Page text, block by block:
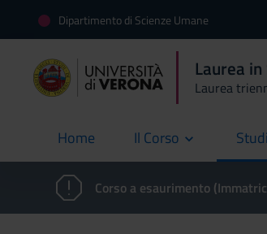
Dipartimento di Scienze Umane
Laurea
Laurea
Home
current Il Corso
Corso a esaurimento